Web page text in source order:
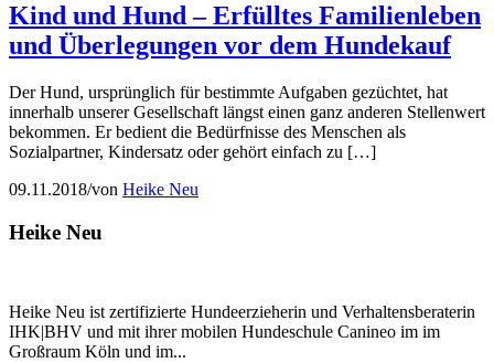
Kind und Hund – Erfülltes Familienleben
und Überlegungen vor dem Hundekauf
Der Hund, ursprünglich für bestimmte Aufgaben gezüchtet, hat
innerhalb unserer Gesellschaft längst einen ganz anderen Stellenwert
bekommen. Er bedient die Bedürfnisse des Menschen als
Sozialpartner, Kindersatz oder gehört einfach zu […]
09.11.2018/von Heike Neu
Heike Neu
Heike Neu ist zertifizierte Hundeerzieherin und Verhaltensberaterin
IHK|BHV und mit ihrer mobilen Hundeschule Canineo im im
Großraum Köln und im...